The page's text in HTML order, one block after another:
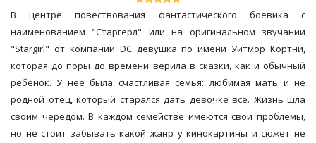
В центре повествования фантастического боевика с
наименованием "Старгерл" или на оригинальном звучании
"Stargirl" от компании DC девушка по имени Уитмор Кортни,
которая до поры до времени верила в сказки, как и обычный
ребенок. У нее была счастливая семья: любимая мать и не
родной отец, который старался дать девочке все. Жизнь шла
своим чередом. В каждом семействе имеются свои проблемы,
но не стоит забывать какой жанр у кинокартины и сюжет не